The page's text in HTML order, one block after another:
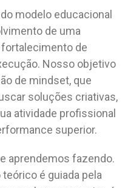
modelo educacional
de uma
de
Nosso objetivo
de mindset, que
soluções criativas,
atividade profissional
superior.
aprendemos fazendo.
é guiada pela